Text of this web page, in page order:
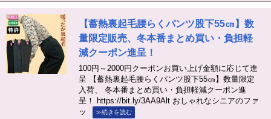
【蓄熱裏起毛腰らくパンツ股下55㎝】数
量限定販売、冬本番まとめ買い・負担軽
減クーポン進呈！
100円～2000円クーポンお買い上げ金額に応じて進
呈 【蓄熱裏起毛腰らくパンツ股下55㎝】数量限定
入荷、 冬本番まとめ買い・負担軽減クーポン進
呈！ https://bit.ly/3AA9Alt おしゃれなシニアのファ
ッ
≫続きを読む